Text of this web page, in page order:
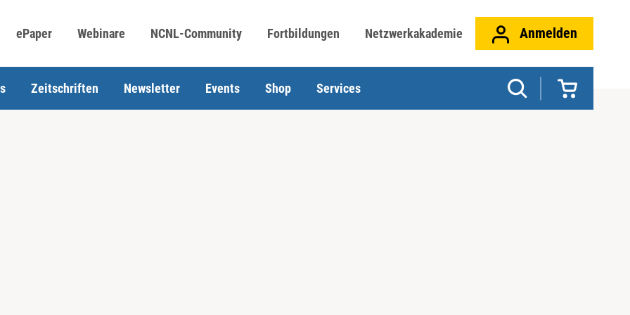
ePaper Webinare NCNL-Community Fortbildungen Netzwerkakademie Anmelden
Zeitschriften Newsletter Events Shop Services